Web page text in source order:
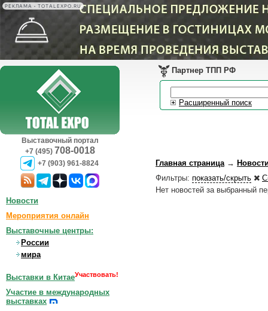
РЕКЛАМА • TOTALEXPO.RU
Выставочный портал
+7 (495) 708-0018
+7 (903) 961-8824
Партнер ТПП РФ
Расширенный поиск
Главная страница→
Фильтры: показать/скрыть
Нет новостей за выбранный
Новости
Мероприятия онлайн
Выставочные центры:
России
мира
Выставки в КитаеУчаствовать!
Участие в международных
выставках